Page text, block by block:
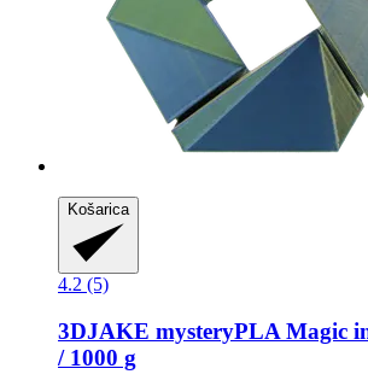
Košarica
4.2 (5)
3DJAKE mysteryPLA Magic
/ 1000 g